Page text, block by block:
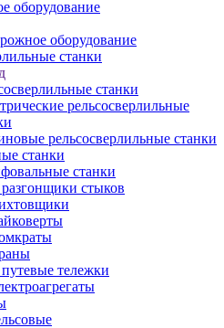
оборудование
оборудование
станки
станки
рельсосверлильные
рельсосверлильные станки
станки
станки
стыков
тележки